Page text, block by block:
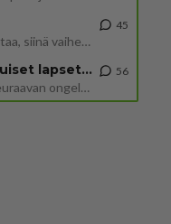
Mutta mies vain tuijottaa, siinä vaiheessa käännän itse pään pois. Mikä juttu? Yleensä jos joku tuijottaa tai katsoo, hä
45
Uusioperheen aikuiset lapset tyhjentää jääkaapin käydessään
Miten selvittäisitte seuraavan ongelman, meillä on uusioperhe, minulla teini-ikäiset lapset ja puolisolla aikuiset, jotk
56